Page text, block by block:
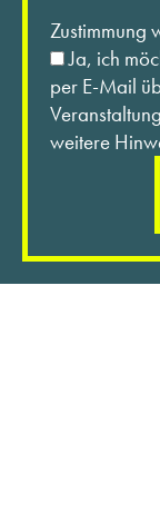
Zustimmung
Ja, ich
per E-Mail
weitere